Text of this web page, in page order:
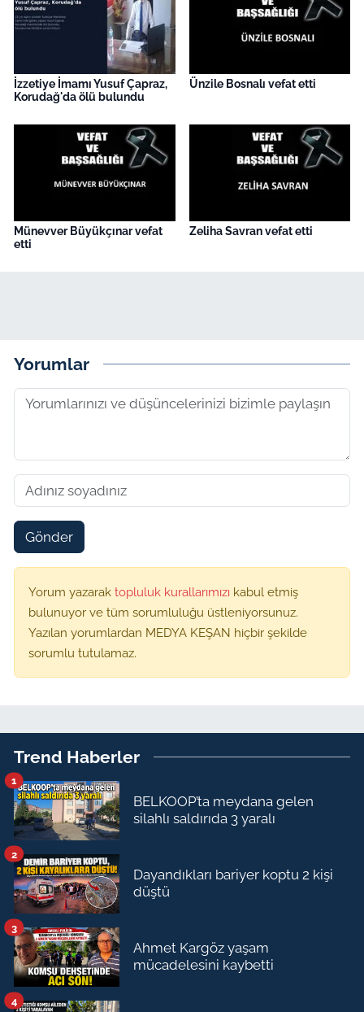
İzzetiye İmamı Yusuf Çapraz,
Korudağ'da ölü bulundu
Ünzile Bosnalı vefat etti
Münevver Büyükçınar vefat
etti
Zeliha Savran vefat etti
Yorumlar
Gönder
Yorum yazarak topluluk kurallarımızı kabul etmiş
bulunuyor ve tüm sorumluluğu üstleniyorsunuz.
Yazılan yorumlardan MEDYA KEŞAN hiçbir şekilde
sorumlu tutulamaz.
Trend Haberler
BELKOOP’ta meydana gelen
silahlı saldırıda 3 yaralı
1
Dayandıkları bariyer koptu 2 kişi
düştü
2
Ahmet Kargöz yaşam
mücadelesini kaybetti
3
4